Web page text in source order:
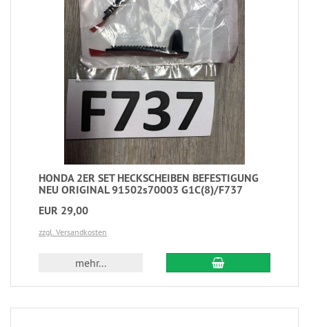
HONDA 2ER SET HECKSCHEIBEN BEFESTIGUNG
NEU ORIGINAL 91502s70003 G1C(8)/F737
EUR 29,00
zzgl. Versandkosten
mehr...